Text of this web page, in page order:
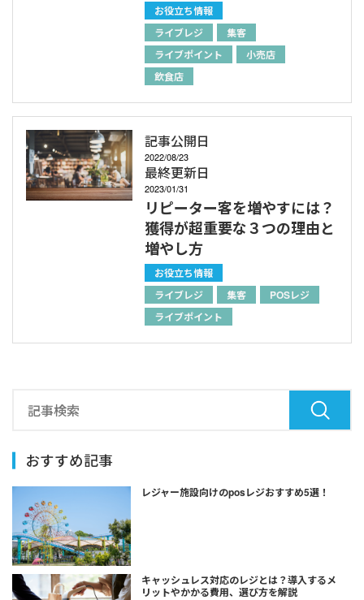
お役立ち情報
ライブレジ
集客
ライブポイント
小売店
飲食店
記事公開日
2022/08/23
最終更新日
2023/01/31
リピーター客を増やすには？
獲得が超重要な３つの理由と
増やし方
お役立ち情報
ライブレジ
集客
POSレジ
ライブポイント
おすすめ記事
レジャー施設向けのposレジおすすめ5選！
キャッシュレス対応のレジとは？導入するメ
リットやかかる費用、選び方を解説